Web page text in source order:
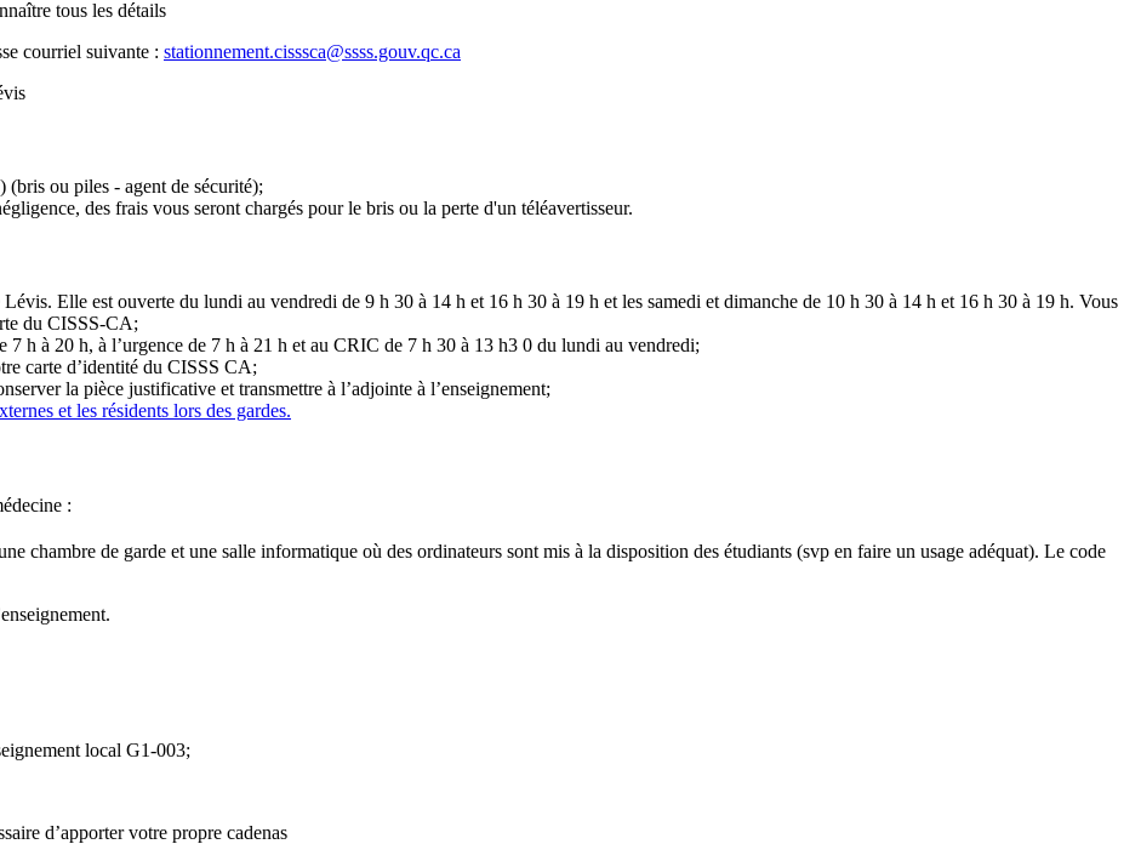
tous les détails
courriel suivante : stationnement.cisssca@ssss.gouv.qc.ca
(bris ou piles - agent de sécurité);
des frais vous seront chargés pour le bris ou la perte d'un téléavertisseur.
Elle est ouverte du lundi au vendredi de 9 h 30 à 14 h et 16 h 30 à 19 h et les samedi et dimanche de 10 h 30 à 14 h et 16 h 30 à 19 h. Vous
du CISSS-CA;
7 h à 20 h, à l’urgence de 7 h à 21 h et au CRIC de 7 h 30 à 13 h3 0 du lundi au vendredi;
carte d’identité du CISSS CA;
la pièce justificative et transmettre à l’adjointe à l’enseignement;
et les résidents lors des gardes.
:
chambre de garde et une salle informatique où des ordinateurs sont mis à la disposition des étudiants (svp en faire un usage adéquat). Le code
local G1-003;
d’apporter votre propre cadenas